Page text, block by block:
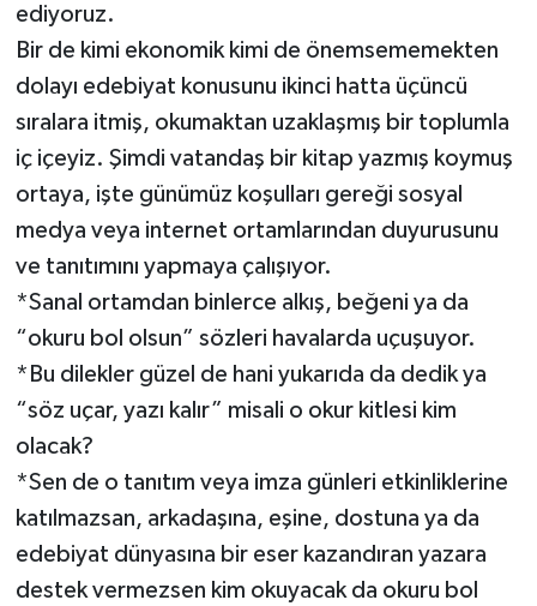
ediyoruz.
Bir de kimi ekonomik kimi de önemsememekten
dolayı edebiyat konusunu ikinci hatta üçüncü
sıralara itmiş, okumaktan uzaklaşmış bir toplumla
iç içeyiz. Şimdi vatandaş bir kitap yazmış koymuş
ortaya, işte günümüz koşulları gereği sosyal
medya veya internet ortamlarından duyurusunu
ve tanıtımını yapmaya çalışıyor.
*Sanal ortamdan binlerce alkış, beğeni ya da
“okuru bol olsun” sözleri havalarda uçuşuyor.
*Bu dilekler güzel de hani yukarıda da dedik ya
“söz uçar, yazı kalır” misali o okur kitlesi kim
olacak?
*Sen de o tanıtım veya imza günleri etkinliklerine
katılmazsan, arkadaşına, eşine, dostuna ya da
edebiyat dünyasına bir eser kazandıran yazara
destek vermezsen kim okuyacak da okuru bol